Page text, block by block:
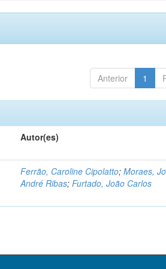
Anterior 1
Autor(es)
Ferrão, Caroline Cipolatto;Moraes,
André Ribas;Furtado, João Carlos